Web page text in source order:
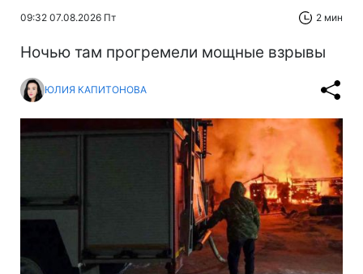
09:32 07.08.2026 Пт 2 мин
Ночью там прогремели мощные взрывы
ЮЛИЯ КАПИТОНОВА